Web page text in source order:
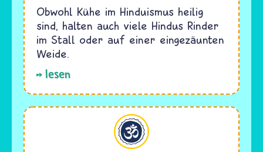
Obwohl Kühe im Hinduismus heilig
sind, halten auch viele Hindus Rinder
im Stall oder auf einer eingezäunten
Weide.
lesen
Hinduismus